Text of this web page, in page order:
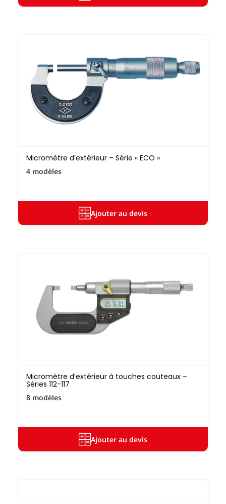
Micromètre d’extérieur – Série « ECO »
4 modèles
Ajouter au devis
Micromètre d’extérieur à touches couteaux –
Séries 112-117
8 modèles
Ajouter au devis